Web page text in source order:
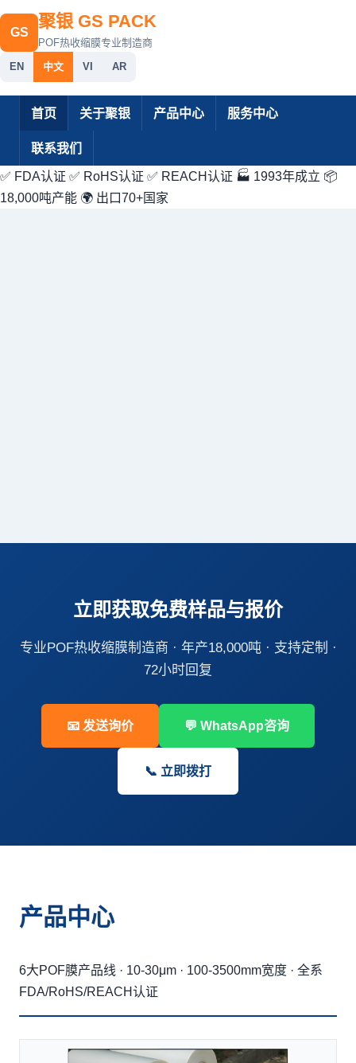
GS
聚银 GS PACK
POF热收缩膜专业制造商
EN
中文 VI AR
首页 关于聚银 产品中心 服务中心
联系我们
✅ FDA认证 ✅ RoHS认证 ✅ REACH认证 🏭 1993年成立 📦
18,000吨产能 🌍 出口70+国家
立即获取免费样品与报价
专业POF热收缩膜制造商 · 年产18,000吨 · 支持定制 ·
72小时回复
📧 发送询价 💬 WhatsApp咨询
📞 立即拨打
产品中心
6大POF膜产品线 · 10-30μm · 100-3500mm宽度 · 全系
FDA/RoHS/REACH认证